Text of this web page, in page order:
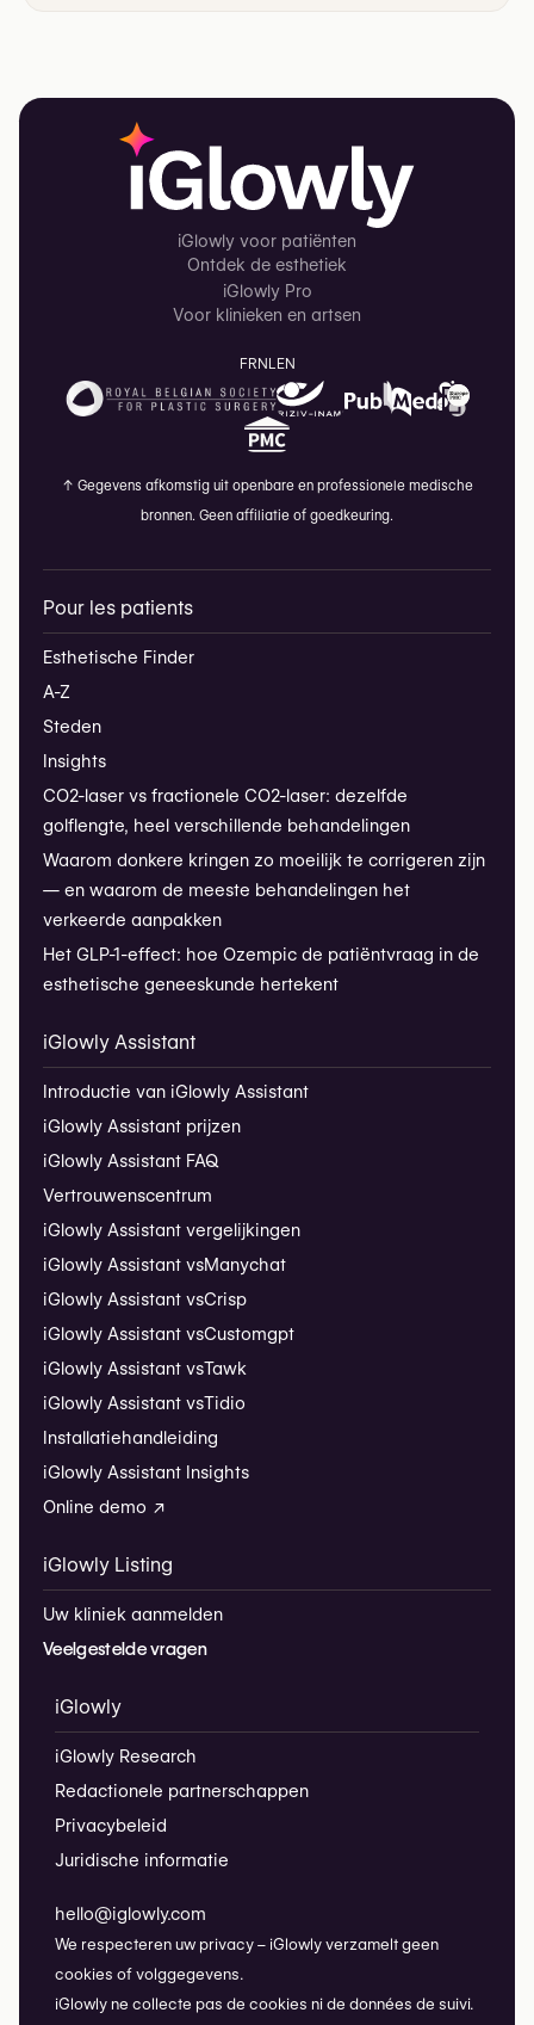
iGlowly voor patiënten
Ontdek de esthetiek
iGlowly Pro
Voor klinieken en artsen
FRNLEN
↑ Gegevens afkomstig uit openbare en professionele medische
bronnen. Geen affiliatie of goedkeuring.
Pour les patients
Esthetische Finder
A-Z
Steden
Insights
CO2-laser vs fractionele CO2-laser: dezelfde
golflengte, heel verschillende behandelingen
Waarom donkere kringen zo moeilijk te corrigeren zijn
— en waarom de meeste behandelingen het
verkeerde aanpakken
Het GLP-1-effect: hoe Ozempic de patiëntvraag in de
esthetische geneeskunde hertekent
iGlowly Assistant
Introductie van iGlowly Assistant
iGlowly Assistant prijzen
iGlowly Assistant FAQ
Vertrouwenscentrum
iGlowly Assistant vergelijkingen
iGlowly Assistant vsManychat
iGlowly Assistant vsCrisp
iGlowly Assistant vsCustomgpt
iGlowly Assistant vsTawk
iGlowly Assistant vsTidio
Installatiehandleiding
iGlowly Assistant Insights
Online demo ↗
iGlowly Listing
Uw kliniek aanmelden
Veelgestelde vragen
iGlowly
iGlowly Research
Redactionele partnerschappen
Privacybeleid
Juridische informatie
hello@iglowly.com
We respecteren uw privacy – iGlowly verzamelt geen
cookies of volggegevens.
iGlowly ne collecte pas de cookies ni de données de suivi.